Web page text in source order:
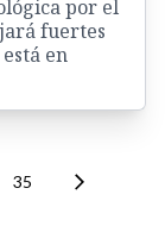
por el
fuertes
en
35